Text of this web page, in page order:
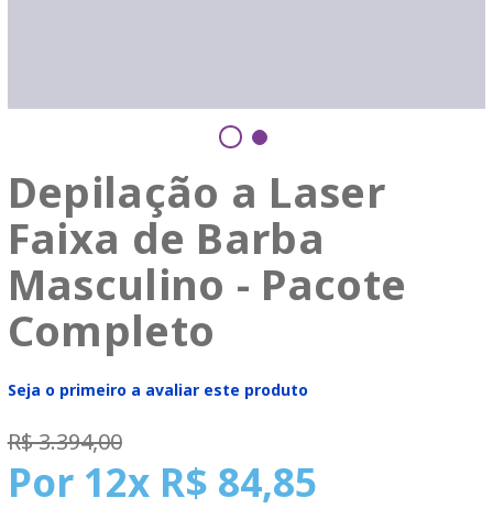
Depilação a Laser
Faixa de Barba
Masculino - Pacote
Completo
Seja o primeiro a avaliar este produto
R$ 3.394,00
Por 12x R$ 84,85